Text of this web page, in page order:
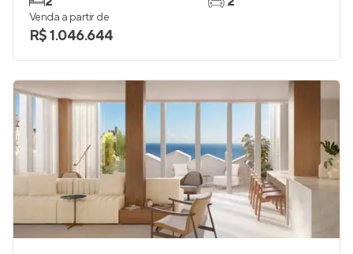
Venda a partir de
R$ 1.046.644